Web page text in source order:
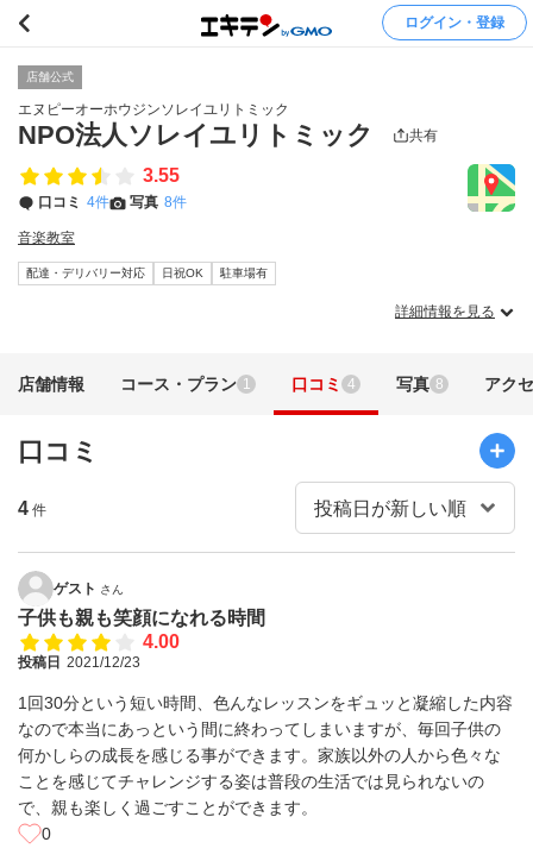
ログイン・登録
店舗公式
エヌピーオーホウジンソレイユリトミック
NPO法人ソレイユリトミック 共有
3.55
口コミ 4件 写真 8件
音楽教室
配達・デリバリー対応 日祝OK 駐車場有
詳細情報を見る
店舗情報 コース・プラン 1 口コミ 4 写真 8 アク
口コミ
4 件
ゲスト さん
子供も親も笑顔になれる時間
4.00
投稿日 2021/12/23
1回30分という短い時間、色んなレッスンをギュッと凝縮した内容
なので本当にあっという間に終わってしまいますが、毎回子供の
何かしらの成長を感じる事ができます。家族以外の人から色々な
ことを感じてチャレンジする姿は普段の生活では見られないの
で、親も楽しく過ごすことができます。
0